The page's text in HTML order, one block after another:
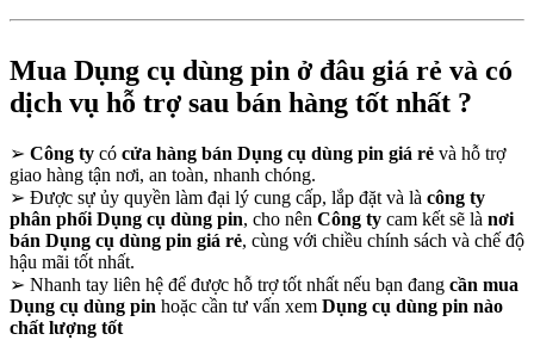
Mua Dụng cụ dùng pin ở đâu giá rẻ và có
dịch vụ hỗ trợ sau bán hàng tốt nhất ?
➢ Công ty có cửa hàng bán Dụng cụ dùng pin giá rẻ và hỗ trợ
giao hàng tận nơi, an toàn, nhanh chóng.
➢ Được sự ủy quyền làm đại lý cung cấp, lắp đặt và là công ty
phân phối Dụng cụ dùng pin, cho nên Công ty cam kết sẽ là nơi
bán Dụng cụ dùng pin giá rẻ, cùng với chiều chính sách và chế độ
hậu mãi tốt nhất.
➢ Nhanh tay liên hệ để được hỗ trợ tốt nhất nếu bạn đang cần mua
Dụng cụ dùng pin hoặc cần tư vấn xem Dụng cụ dùng pin nào
chất lượng tốt